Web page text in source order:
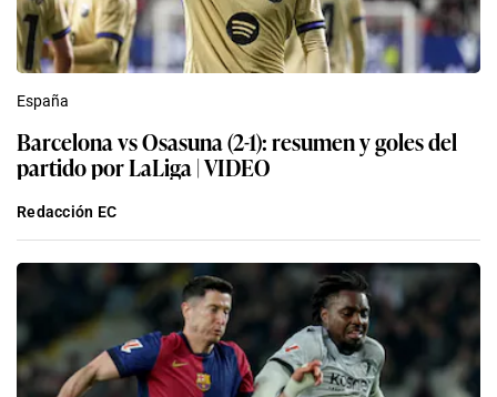
España
Barcelona vs Osasuna (2-1): resumen y goles del
partido por LaLiga | VIDEO
Redacción EC